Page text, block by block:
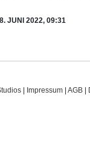
JUNI 2022, 09:31
| Impressum| AGB|